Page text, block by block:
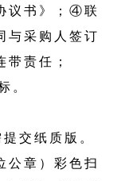
议书》；④联
与采购人签订
带责任；
。
交纸质版。
公章）彩色扫